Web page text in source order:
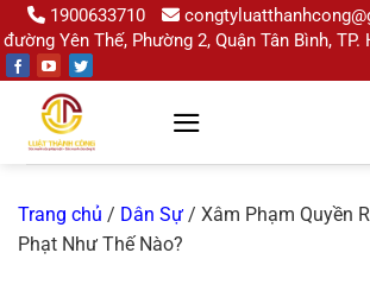
Chuyển
đến
nội
1900633710
đường Yên Thế, Phường 2, Quận Tân Bình,
Trang chủ / Dân Sự / Xâm Phạm Quyền
Phạt Như Thế Nào?